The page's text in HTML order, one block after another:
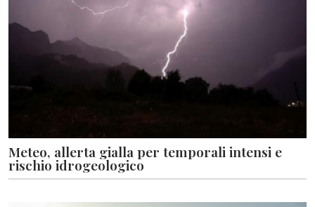
Meteo, allerta gialla per temporali intensi e
rischio idrogeologico